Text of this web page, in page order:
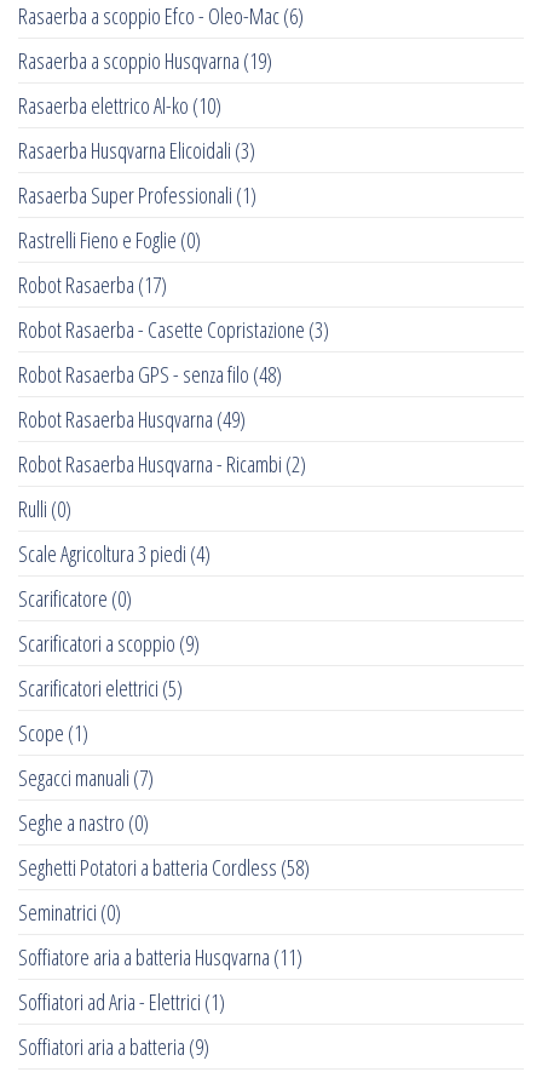
Rasaerba a scoppio Efco - Oleo-Mac(6)
Rasaerba a scoppio Husqvarna (19)
Rasaerba elettrico Al-ko (10)
Rasaerba Husqvarna Elicoidali (3)
Rasaerba Super Professionali (1)
Rastrelli Fieno e Foglie (0)
Robot Rasaerba (17)
Robot Rasaerba - Casette Copristazione (3)
Robot Rasaerba GPS - senza filo (48)
Robot Rasaerba Husqvarna (49)
Robot Rasaerba Husqvarna - Ricambi (2)
Rulli (0)
Scale Agricoltura 3 piedi (4)
Scarificatore (0)
Scarificatori a scoppio (9)
Scarificatori elettrici (5)
Scope (1)
Segacci manuali (7)
Seghe a nastro (0)
Seghetti Potatori a batteria Cordless (58)
Seminatrici (0)
Soffiatore aria a batteria Husqvarna (11)
Soffiatori ad Aria - Elettrici (1)
Soffiatori aria a batteria (9)